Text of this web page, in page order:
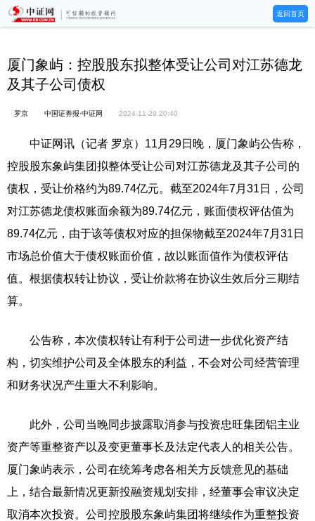
返回首页
厦门象屿：控股股东拟整体受让公司对江苏德龙
及其子公司债权
罗京 中国证券报·中证网 2024-11-29 20:40
中证网讯（记者 罗京）11月29日晚，厦门象屿公告称，
控股股东象屿集团拟整体受让公司对江苏德龙及其子公司的
债权，受让价格约为89.74亿元。截至2024年7月31日，公司
对江苏德龙债权账面余额为89.74亿元，账面债权评估值为
89.74亿元，由于该等债权对应的担保物截至2024年7月31日
市场总价值大于债权账面价值，故以账面值作为债权评估
值。根据债权转让协议，受让价款将在协议生效后分三期结
算。
公告称，本次债权转让有利于公司进一步优化资产结
构，切实维护公司及全体股东的利益，不会对公司经营管理
和财务状况产生重大不利影响。
此外，公司当晚同步披露取消参与投资忠旺集团铝主业
资产等重整资产以及变更董事长及法定代表人的相关公告。
厦门象屿表示，公司在统筹考虑各相关方反馈意见的基础
上，结合最新情况更新投融资规划安排，经董事会审议决定
取消本次投资。公司控股股东象屿集团将继续作为重整投资